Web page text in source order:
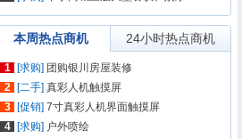
本周热点商机 24小时热点商机
1 [求购] 团购银川房屋装修
2
[二手] 真彩人机触摸屏
3
[促销] 7寸真彩人机界面触摸屏
4
[求购] 户外喷绘